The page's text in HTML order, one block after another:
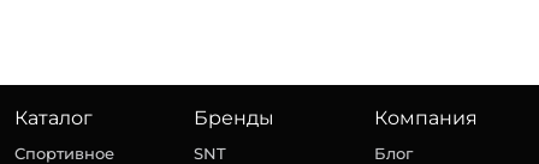
Каталог
Спортивное
Бренды
SNT
Компания
Блог